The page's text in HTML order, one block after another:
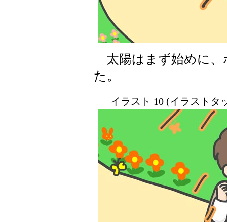
太陽はまず始めに、
た。
イラスト 10 (イラストタ